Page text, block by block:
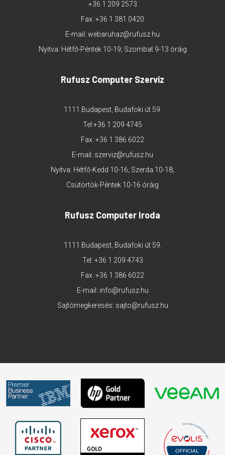
+36 1 209 2573
Fax: +36 1 381 0420
E-mail: webaruhaz@rufusz.hu
Nyitva: Hétfő-Péntek 10-19; Szombat 9-13 óráig
Rufusz Computer Szerviz
1111 Budapest, Budafoki út 59.
Tel:+36 1 209 4745
Fax: +36 1 386 6022
E-mail: szerviz@rufusz.hu
Nyitva: Hétfő-Kedd 10-16; Szerda 10-18;
Csütörtök-Péntek 10-16 óráig
Rufusz Computer Iroda
1111 Budapest, Budafoki út 59.
Tel: +36 1 209 4743
Fax: +36 1 386 6022
E-mail: info@rufusz.hu
Sajtómegkeresés: sajto@rufusz.hu